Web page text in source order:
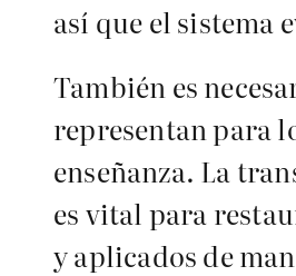
así que el sistema
También es
representan para
enseñanza. La
es vital para
y aplicados de